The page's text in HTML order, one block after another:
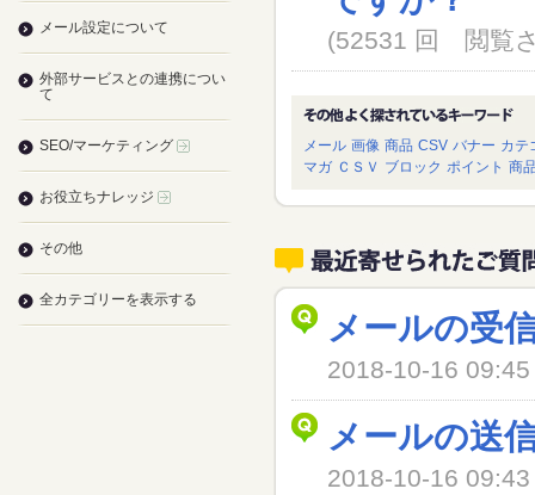
(52531 回 閲覧
メール 画像 商品 CSV バナー カテ
マガ ＣＳＶ ブロック ポイント 商
メールの受
2018-10-16
メールの送
2018-10-16
メール設定について
外部サービスとの連携につい
て
SEO/マーケティング
お役立ちナレッジ
その他
全カテゴリーを表示する